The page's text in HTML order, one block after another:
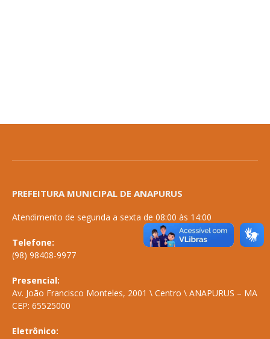
PREFEITURA MUNICIPAL DE ANAPURUS
Atendimento de segunda a sexta de 08:00 às 14:00
Telefone:
(98) 98408-9977
Presencial:
Av. João Francisco Monteles, 2001 \ Centro \ ANAPURUS – MA
CEP: 65525000
Eletrônico: